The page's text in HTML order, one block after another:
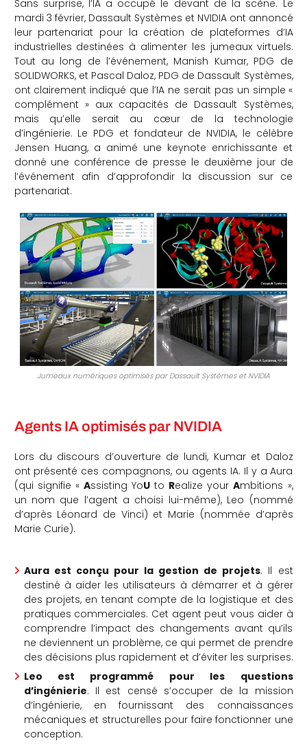
Sans surprise, l’IA a occupé le devant de la scène. Le
mardi 3 février, Dassault Systèmes et NVIDIA ont annoncé
leur partenariat pour la création de plateformes d’IA
industrielles destinées à alimenter les jumeaux virtuels.
Tout au long de l’événement, Manish Kumar, PDG de
SOLIDWORKS, et Pascal Daloz, PDG de Dassault Systèmes,
ont clairement indiqué que l’IA ne serait pas un simple «
complément » aux capacités de Dassault Systèmes,
mais qu’elle serait au cœur de la technologie
d’ingénierie. Le PDG et fondateur de NVIDIA, le célèbre
Jensen Huang, a animé une keynote enrichissante et
donné une conférence de presse le deuxième jour de
l’événement afin d’approfondir la discussion sur ce
partenariat.
Jumeaux numériques optimisés par Dassault Systèmes et NVIDIA
Agents IA optimisés par NVIDIA
Lors du discours d’ouverture de lundi, Kumar et Daloz
ont présenté ces compagnons, ou agents IA. Il y a Aura
(qui signifie « Assisting YoUto Realize yourAmbitions »,
un nom que l’agent a choisi lui-même), Leo (nommé
d’après Léonard de Vinci) et Marie (nommée d’après
Marie Curie).
Aura est conçu pour la gestion de projets. Il est
destiné à aider les utilisateurs à démarrer et à gérer
des projets, en tenant compte de la logistique et des
pratiques commerciales. Cet agent peut vous aider à
comprendre l’impact des changements avant qu’ils
ne deviennent un problème, ce qui permet de prendre
des décisions plus rapidement et d’éviter les surprises.
Leo est programmé pour les questions
d’ingénierie. Il est censé s’occuper de la mission
d’ingénierie, en fournissant des connaissances
mécaniques et structurelles pour faire fonctionner une
conception.